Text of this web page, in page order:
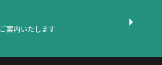
ご案内いたします